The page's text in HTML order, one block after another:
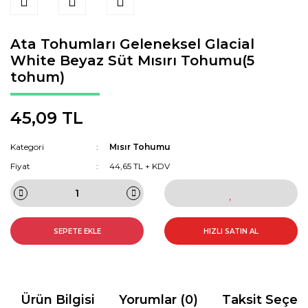
Ata Tohumları Geleneksel Glacial
White Beyaz Süt Mısırı Tohumu(5
tohum)
45,09 TL
Kategori
Mısır Tohumu
Fiyat
44,65 TL + KDV
SEPETE EKLE HIZLI SATIN AL
Ürün Bilgisi Yorumlar (0) Taksit